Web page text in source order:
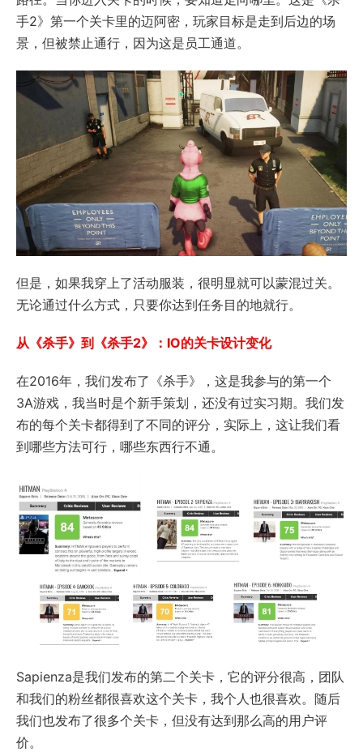
手2》第一个关卡里的迈阿密，玩家目标是走到后边的场
景，但被禁止通行，因为这是员工通道。
但是，如果我穿上了活动服装，很明显就可以蒙混过关。
无论通过什么方式，只要你达到任务目的地就行。
从《杀手》到《杀手2》：IO的关卡设计变化
在2016年，我们发布了《杀手》，这是我参与的第一个
3A游戏，我当时是个新手策划，还没有过实习期。我们发
布的每个关卡都得到了不同的评分，实际上，这让我们看
到哪些方法可行，哪些东西行不通。
Sapienza是我们发布的第二个关卡，它的评分很高，团队
和我们的粉丝都很喜欢这个关卡，我个人也很喜欢。随后
我们也发布了很多个关卡，但没有达到那么高的用户评
价。